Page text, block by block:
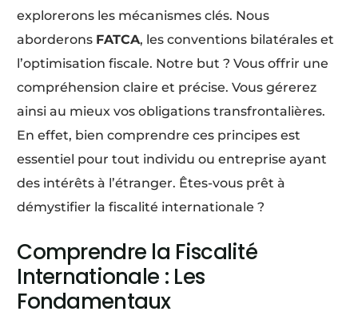
explorerons les mécanismes clés. Nous
aborderons FATCA, les conventions bilatérales et
l’optimisation fiscale. Notre but ? Vous offrir une
compréhension claire et précise. Vous gérerez
ainsi au mieux vos obligations transfrontalières.
En effet, bien comprendre ces principes est
essentiel pour tout individu ou entreprise ayant
des intérêts à l’étranger. Êtes-vous prêt à
démystifier la fiscalité internationale ?
Comprendre la Fiscalité
Internationale : Les
Fondamentaux